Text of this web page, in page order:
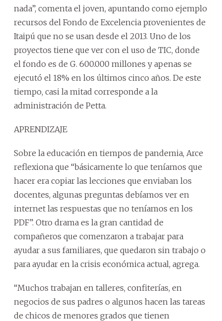
nada”, comenta el joven, apuntando como ejemplo
recursos del Fondo de Excelencia provenientes de
Itaipú que no se usan desde el 2013. Uno de los
proyectos tiene que ver con el uso de TIC, donde
el fondo es de G. 600.000 millones y apenas se
ejecutó el 18% en los últimos cinco años. De este
tiempo, casi la mitad corresponde a la
administración de Petta.
APRENDIZAJE
Sobre la educación en tiempos de pandemia, Arce
reflexiona que “básicamente lo que teníamos que
hacer era copiar las lecciones que enviaban los
docentes, algunas preguntas debíamos ver en
internet las respuestas que no teníamos en los
PDF”. Otro drama es la gran cantidad de
compañeros que comenzaron a trabajar para
ayudar a sus familiares, que quedaron sin trabajo o
para ayudar en la crisis económica actual, agrega.
“Muchos trabajan en talleres, confiterías, en
negocios de sus padres o algunos hacen las tareas
de chicos de menores grados que tienen